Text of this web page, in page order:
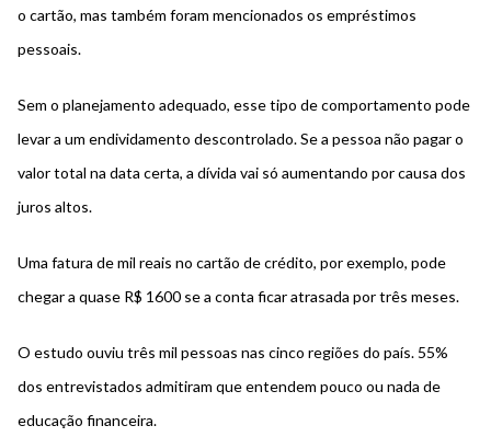
o cartão, mas também foram mencionados os empréstimos
pessoais.
Sem o planejamento adequado, esse tipo de comportamento pode
levar a um endividamento descontrolado. Se a pessoa não pagar o
valor total na data certa, a dívida vai só aumentando por causa dos
juros altos.
Uma fatura de mil reais no cartão de crédito, por exemplo, pode
chegar a quase R$ 1600 se a conta ficar atrasada por três meses.
O estudo ouviu três mil pessoas nas cinco regiões do país. 55%
dos entrevistados admitiram que entendem pouco ou nada de
educação financeira.